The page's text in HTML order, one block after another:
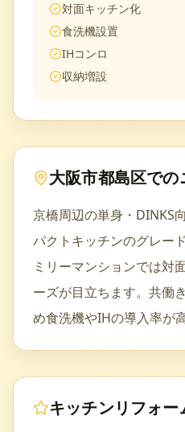
対面キッチン化
食洗機設置
IHコンロ
収納増設
大阪市都島区での
京橋周辺の単身・DINKS
パクトキッチンのグレー
ミリーマンションでは対
ーズが目立ちます。共働
め食洗機やIHの導入率が
キッチンリフォー